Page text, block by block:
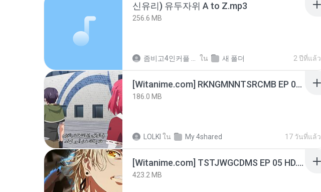
신유리) 유두자위 A to Z.mp3
256.6 MB
ใน 새 폴더 2 ปีที่แล้ว
[Witanime.com] RKNGMNNTSRCMB EP 05 HD.mp4
186.0 MB
LOLKI ใน My 4shared 17 วันที่แล้ว
[Witanime.com] TSTJWGCDMS EP 05 HD.mp4
423.2 MB